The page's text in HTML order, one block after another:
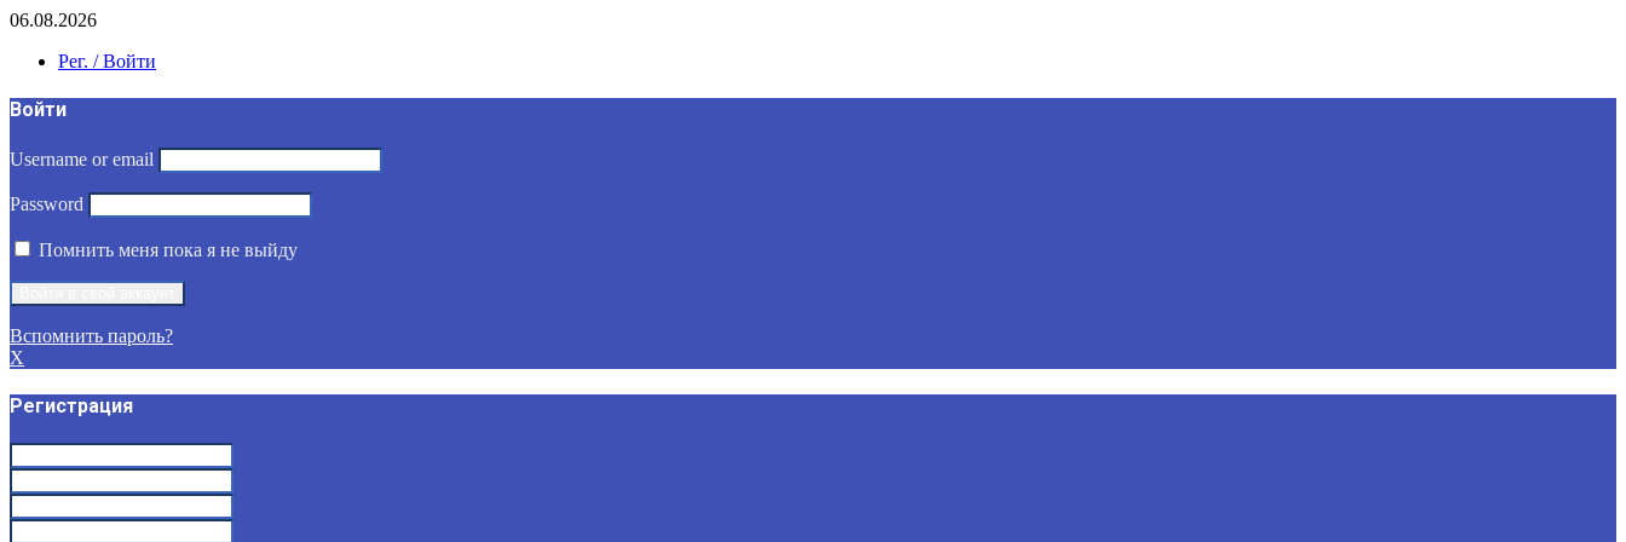
06.08.2026
Рег. / Войти
Войти
Username or email
Password
Помнить меня пока я не выйду
Вспомнить пароль?
X
Регистрация